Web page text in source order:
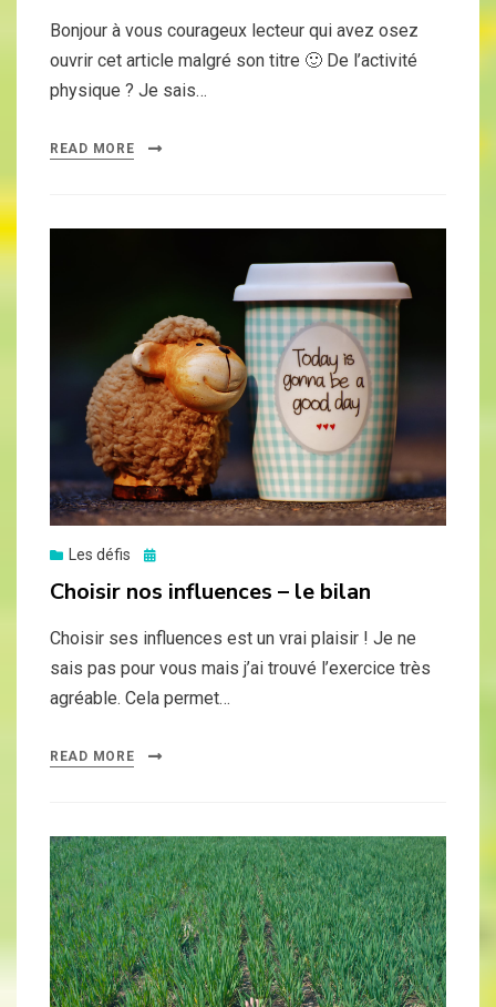
Bonjour à vous courageux lecteur qui avez osez
ouvrir cet article malgré son titre 🙂 De l’activité
physique ? Je sais…
READ MORE
Les défis
Posted
Choisir nos influences – le bilan
Choisir ses influences est un vrai plaisir ! Je ne
sais pas pour vous mais j’ai trouvé l’exercice très
agréable. Cela permet…
READ MORE